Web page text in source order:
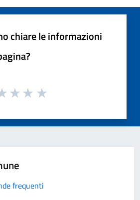
chiare le informazioni
frequenti